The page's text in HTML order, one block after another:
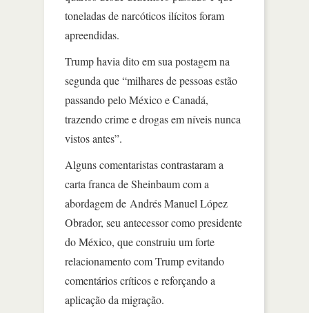
toneladas de narcóticos ilícitos foram
apreendidas.
Trump havia dito em sua postagem na
segunda que “milhares de pessoas estão
passando pelo México e Canadá,
trazendo crime e drogas em níveis nunca
vistos antes”.
Alguns comentaristas contrastaram a
carta franca de Sheinbaum com a
abordagem de Andrés Manuel López
Obrador, seu antecessor como presidente
do México, que construiu um forte
relacionamento com Trump evitando
comentários críticos e reforçando a
aplicação da migração.